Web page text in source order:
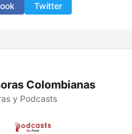
Twitter
Colombianas
y Podcasts